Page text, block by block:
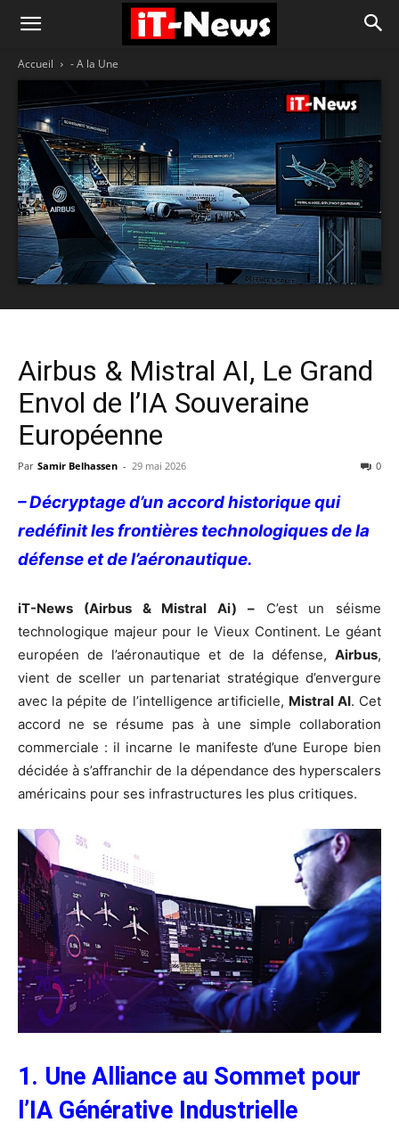
Accueil - A la Une
Airbus & Mistral AI, Le Grand
Envol de l’IA Souveraine
Européenne
Par Samir Belhassen - 29 mai 2026 0
– Décryptage d’un accord historique qui
redéfinit les frontières technologiques de la
défense et de l’aéronautique.
iT-News (Airbus & Mistral Ai) –C’est un séisme
technologique majeur pour le Vieux Continent. Le géant
européen de l’aéronautique et de la défense, Airbus,
vient de sceller un partenariat stratégique d’envergure
avec la pépite de l’intelligence artificielle, Mistral AI. Cet
accord ne se résume pas à une simple collaboration
commerciale : il incarne le manifeste d’une Europe bien
décidée à s’affranchir de la dépendance des hyperscalers
américains pour ses infrastructures les plus critiques.
1. Une Alliance au Sommet pour
l’IA Générative Industrielle